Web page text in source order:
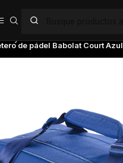
de pádel Babolat Court Azul